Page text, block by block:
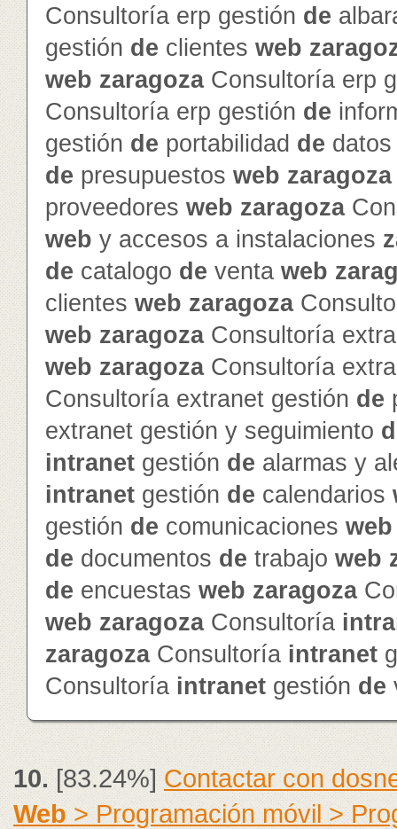
Consultoría erp gestión de
gestión de clientes web
web zaragozaConsultoría erp
Consultoría erp gestión de
gestión de portabilidad de
de presupuestos web zaragoza
proveedores web zaragoza
web y accesos a instalaciones
de catalogo de venta web
clientes web zaragoza
web zaragozaConsultoría
web zaragozaConsultoría
Consultoría extranet gestión de
extranet gestión y seguimiento
intranet gestión de alarmas y
intranet gestión de calendarios
gestión de comunicaciones web
de documentos de trabajo web
de encuestas web zaragoza
web zaragozaConsultoría
zaragozaConsultoría intranet
Consultoría intranet gestión de
10.[83.24%] Contactar con
Web> Programación móvil >